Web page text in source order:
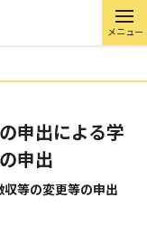
メニュー
申出による学
申出
等の変更等の申出